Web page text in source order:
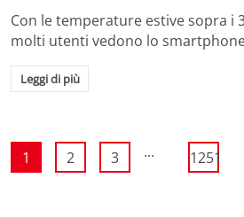
Con le temperature estive sopra i
molti utenti vedono lo
Leggi di più
1 2 3 ... 1251